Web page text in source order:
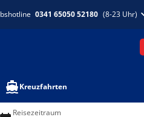
0341 65050 52180 (8-23 Uhr)
Kreuzfahrten
Reisezeitraum